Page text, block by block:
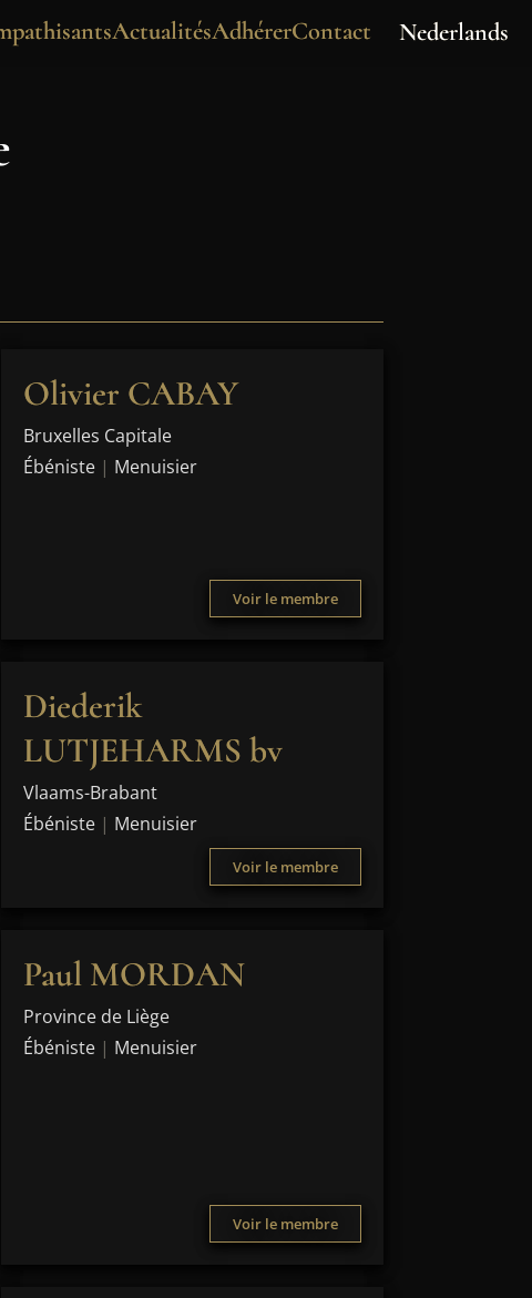
ActualitésAdhérerContact Nederlands
Olivier CABAY
Bruxelles Capitale
Ébéniste | Menuisier
Voir le membre
Diederik
LUTJEHARMS bv
Vlaams-Brabant
Ébéniste | Menuisier
Voir le membre
Paul MORDAN
Province de Liège
Ébéniste | Menuisier
Voir le membre